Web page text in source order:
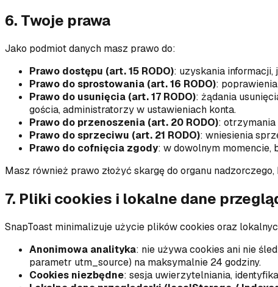
6. Twoje prawa
Jako podmiot danych masz prawo do:
Prawo dostępu (art. 15 RODO): uzyskania
Prawo do sprostowania (art. 16 RODO):
Prawo do usunięcia (art. 17 RODO): żądania
gościa, administratorzy w ustawieniach konta.
Prawo do przenoszenia (art. 20 RODO): otrzymania
Prawo do sprzeciwu (art. 21 RODO): wniesienia
Prawo do cofnięcia zgody: w dowolnym momencie,
Masz również prawo złożyć skargę do organu
7. Pliki cookies i lokalne dane
SnapToast minimalizuje użycie plików cookies oraz
Anonimowa analityka: nie używa cookies ani nie
parametr utm_source) na maksymalnie 24 godziny.
Cookies niezbędne: sesja uwierzytelniania,